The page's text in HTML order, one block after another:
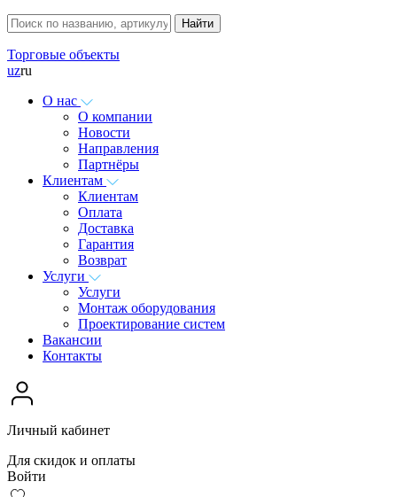
Торговые объекты
uzru
О нас
О компании
Новости
Направления
Партнёры
Клиентам
Клиентам
Оплата
Доставка
Гарантия
Возврат
Услуги
Услуги
Монтаж оборудования
Проектирование систем
Вакансии
Контакты
Личный кабинет
Для скидок и оплаты
Войти